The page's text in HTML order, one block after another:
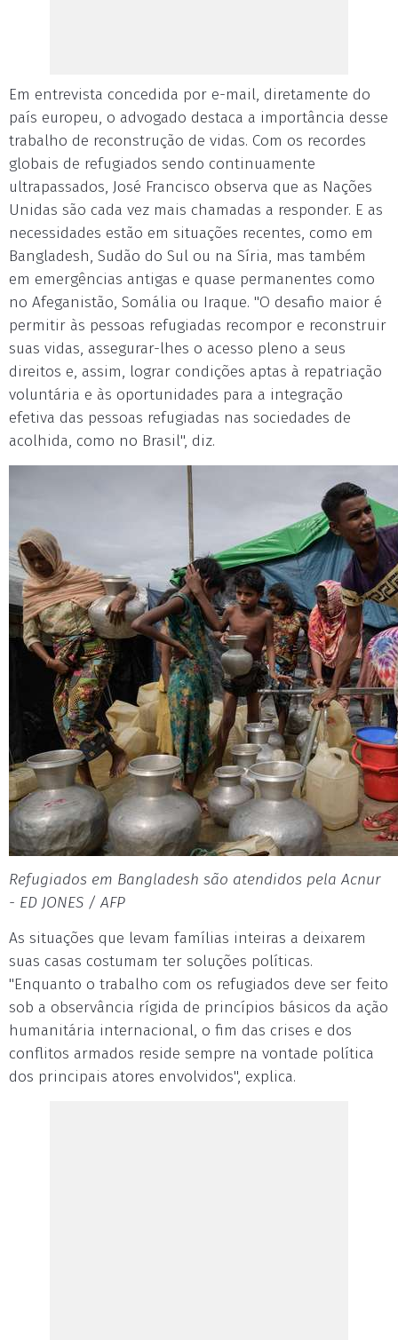
Em entrevista concedida por e-mail, diretamente do
país europeu, o advogado destaca a importância desse
trabalho de reconstrução de vidas. Com os recordes
globais de refugiados sendo continuamente
ultrapassados, José Francisco observa que as Nações
Unidas são cada vez mais chamadas a responder. E as
necessidades estão em situações recentes, como em
Bangladesh, Sudão do Sul ou na Síria, mas também
em emergências antigas e quase permanentes como
no Afeganistão, Somália ou Iraque. "O desafio maior é
permitir às pessoas refugiadas recompor e reconstruir
suas vidas, assegurar-lhes o acesso pleno a seus
direitos e, assim, lograr condições aptas à repatriação
voluntária e às oportunidades para a integração
efetiva das pessoas refugiadas nas sociedades de
acolhida, como no Brasil", diz.
Refugiados em Bangladesh são atendidos pela Acnur
- ED JONES / AFP
As situações que levam famílias inteiras a deixarem
suas casas costumam ter soluções políticas.
"Enquanto o trabalho com os refugiados deve ser feito
sob a observância rígida de princípios básicos da ação
humanitária internacional, o fim das crises e dos
conflitos armados reside sempre na vontade política
dos principais atores envolvidos", explica.